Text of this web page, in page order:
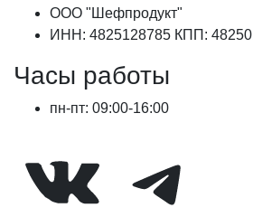
ООО "Шефпродукт"
ИНН: 4825128785 КПП:
Часы работы
пн-пт: 09:00-16:00
ВКонтактеTelegram